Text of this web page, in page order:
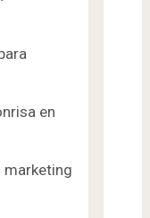
en
marketing